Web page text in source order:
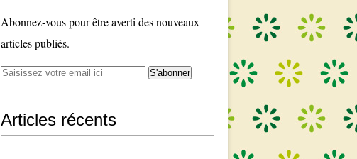
Abonnez-vous pour être averti des nouveaux
articles publiés.
Articles récents